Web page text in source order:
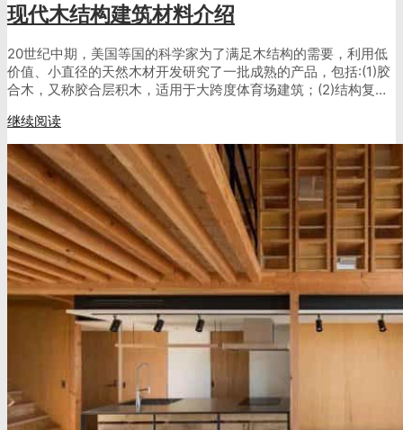
现代木结构建筑材料介绍
20世纪中期，美国等国的科学家为了满足木结构的需要，利用低
价值、小直径的天然木材开发研究了一批成熟的产品，包括:(1)胶
合木，又称胶合层积木，适用于大跨度体育场建筑；(2)结构复…
继续阅读